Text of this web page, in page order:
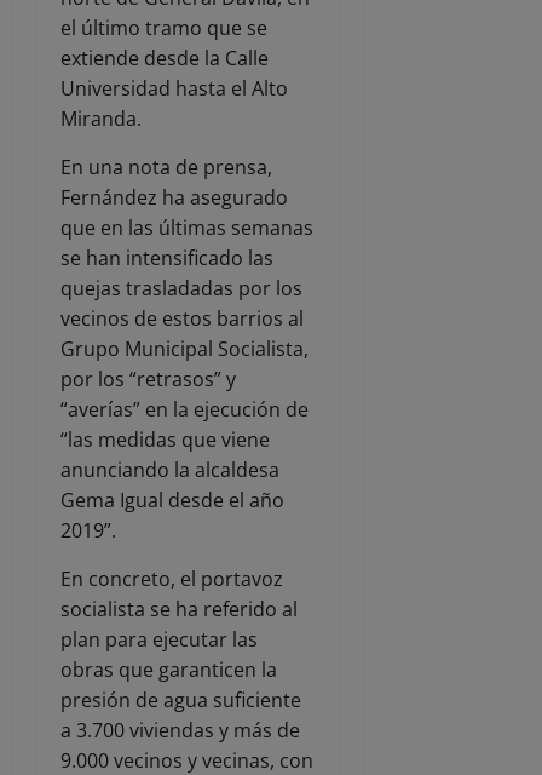
el último tramo que se
extiende desde la Calle
Universidad hasta el Alto
Miranda.
En una nota de prensa,
Fernández ha asegurado
que en las últimas semanas
se han intensificado las
quejas trasladadas por los
vecinos de estos barrios al
Grupo Municipal Socialista,
por los “retrasos” y
“averías” en la ejecución de
“las medidas que viene
anunciando la alcaldesa
Gema Igual desde el año
2019”.
En concreto, el portavoz
socialista se ha referido al
plan para ejecutar las
obras que garanticen la
presión de agua suficiente
a 3.700 viviendas y más de
9.000 vecinos y vecinas, con